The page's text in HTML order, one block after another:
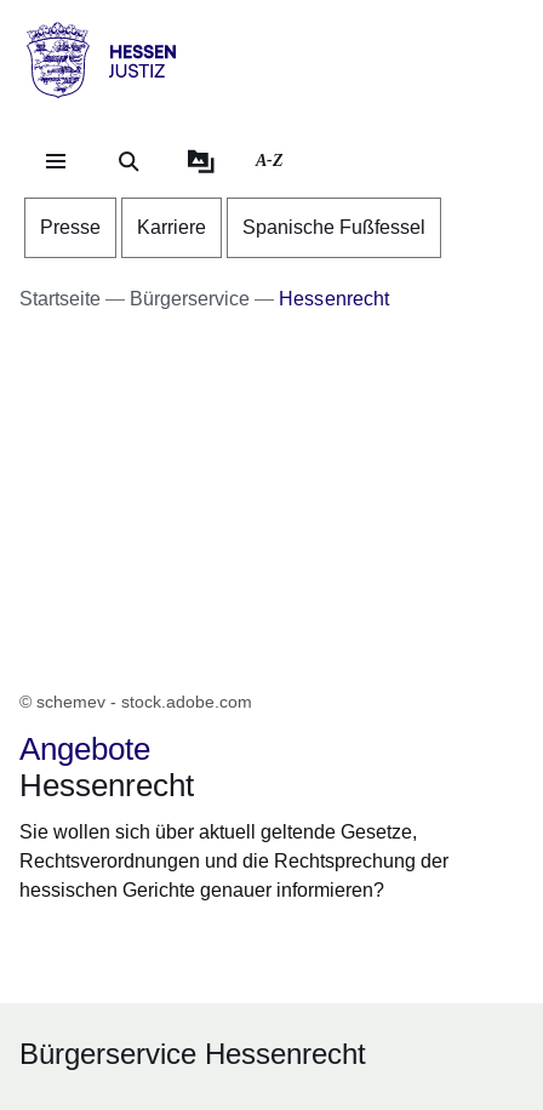
Hessen
Justiz
A-Z
Presse Karriere Spanische Fußfessel
Startseite Bürgerservice Hessenrecht
© schemev - stock.adobe.com
Angebote
Hessenrecht
Sie wollen sich über aktuell geltende Gesetze,
Rechtsverordnungen und die Rechtsprechung der
hessischen Gerichte genauer informieren?
Bürgerservice Hessenrecht